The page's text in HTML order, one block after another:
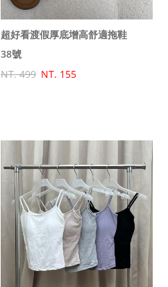
超好看渡假厚底增高舒適拖鞋
38號
NT. 499 NT. 155